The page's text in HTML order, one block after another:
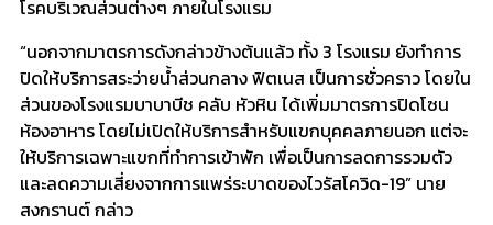
โรคบริเวณส่วนต่างๆ ภายในโรงแรม
“นอกจากมาตรการดังกล่าวข้างต้นแล้ว ทั้ง 3 โรงแรม ยังทำการ
ปิดให้บริการสระว่ายน้ำส่วนกลาง ฟิตเนส เป็นการชั่วคราว โดยใน
ส่วนของโรงแรมบาบาบีช คลับ หัวหิน ได้เพิ่มมาตรการปิดโซน
ห้องอาหาร โดยไม่เปิดให้บริการสำหรับแขกบุคคลภายนอก แต่จะ
ให้บริการเฉพาะแขกที่ทำการเข้าพัก เพื่อเป็นการลดการรวมตัว
และลดความเสี่ยงจากการแพร่ระบาดของไวรัสโควิด-19” นาย
สงกรานต์ กล่าว